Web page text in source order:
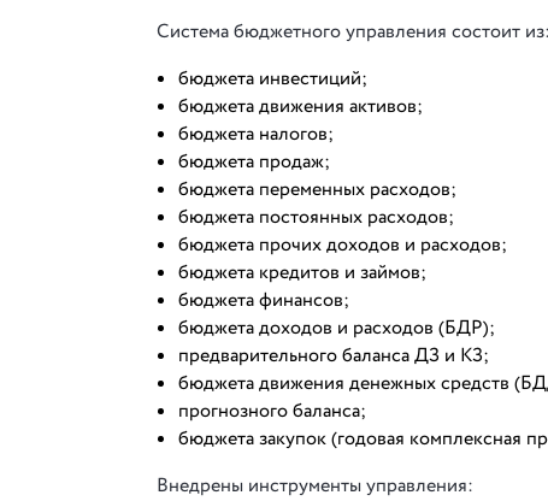
Система бюджетного управления состоит из:
бюджета инвестиций;
бюджета движения активов;
бюджета налогов;
бюджета продаж;
бюджета переменных расходов;
бюджета постоянных расходов;
бюджета прочих доходов и расходов;
бюджета кредитов и займов;
бюджета финансов;
бюджета доходов и расходов (БДР);
предварительного баланса ДЗ и КЗ;
бюджета движения денежных средств
прогнозного баланса;
бюджета закупок (годовая комплексная
Внедрены инструменты управления: